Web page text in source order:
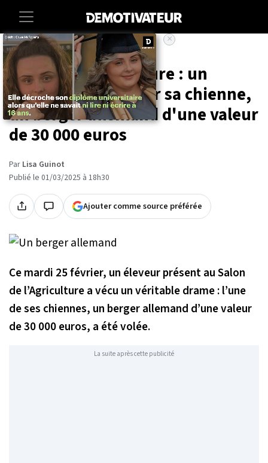
Accueil Societe Animaux
Salon de l'Agriculture : un
éleveur se fait voler sa chienne,
un berger allemand d'une valeur
de 30 000 euros
Par Lisa Guinot
Publié le 01/03/2025 à 18h30
Ajouter comme source préférée
Ce mardi 25 février, un éleveur présent au Salon
de l’Agriculture a vécu un véritable drame : l’une
de ses chiennes, un berger allemand d’une valeur
de 30 000 euros, a été volée.
La suite après cette publicité
×